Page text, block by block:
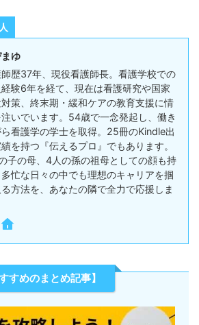
ゆ
歴37年、現役看護師長。看護学校での
験6年を経て、現在は看護研究や国家
策、終末期・緩和ケアの教育支援に情
いでいます。54歳で一念発起し、働き
看護学の学士を取得。25冊のKindle出
を持つ『伝えるプロ』でもあります。
子の母、4人の孫の祖母としての顔も持
忙な日々の中でも理想のキャリアを掴
方法を、あなたの隣で全力で応援しま
すめのまとめ記事】